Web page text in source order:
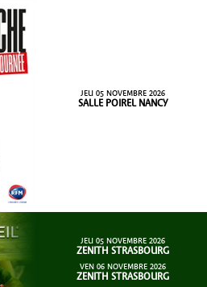
JEU 05 NOVEMBRE 2026
SALLE POIREL NANCY
JEU 05 NOVEMBRE 2026
ZENITH STRASBOURG
VEN 06 NOVEMBRE 2026
ZENITH STRASBOURG